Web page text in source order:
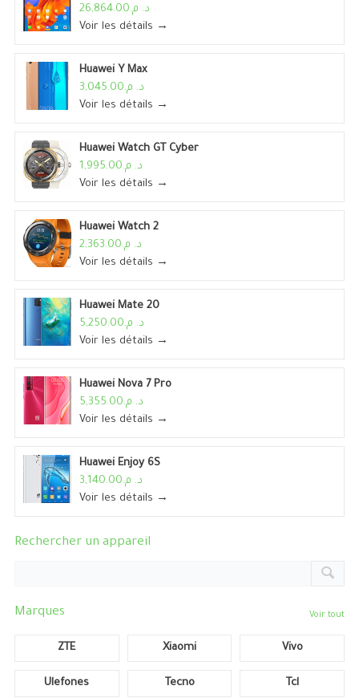
د. م.26,864.00
Voir les détails →
Huawei Y Max
د. م.3,045.00
Voir les détails →
Huawei Watch GT Cyber
د. م.1,995.00
Voir les détails →
Huawei Watch 2
د. م.2,363.00
Voir les détails →
Huawei Mate 20
د. م.5,250.00
Voir les détails →
Huawei Nova 7 Pro
د. م.5,355.00
Voir les détails →
Huawei Enjoy 6S
د. م.3,140.00
Voir les détails →
Rechercher un appareil
Marques Voir tout
ZTE Xiaomi Vivo
Ulefones Tecno Tcl